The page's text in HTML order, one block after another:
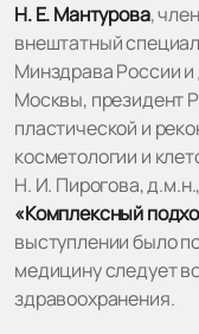
Н. Е. Мантурова,
внештатный
Минздрава России
Москвы, президент
пластической и
косметологии и
Н. И. Пирогова,
«Комплексный
выступлении было
медицину следует
здравоохранения.